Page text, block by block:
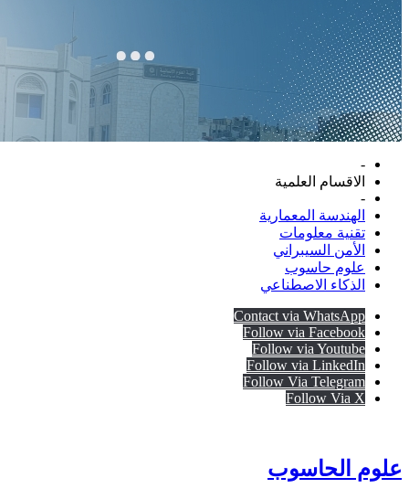
-
الاقسام العلمية
-
الهندسة المعمارية
تقنية معلومات
الأمن السيبراني
علوم حاسوب
الذكاء الاصطناعي
Contact via WhatsApp
Follow via Facebook
Follow via Youtube
Follow via LinkedIn
Follow Via Telegram
Follow Via X
علوم الحاسوب